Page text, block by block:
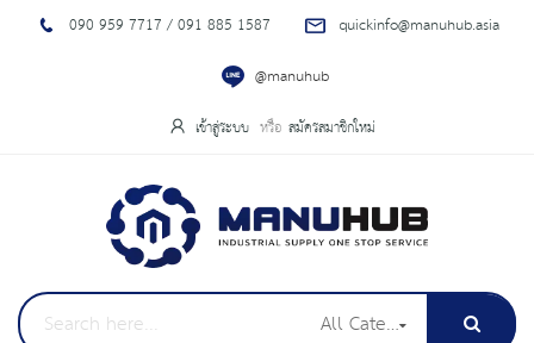
090 959 7717 / 091 885 1587
quickinfo@manuhub.asia
@manuhub
เข้าสู่ระบบ สมัครสมาชิกใหม่
All Categories